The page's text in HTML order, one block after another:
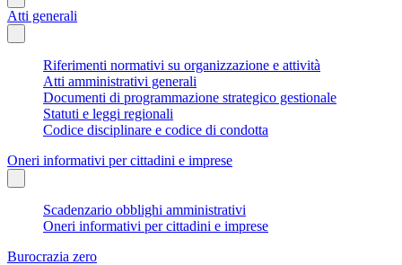
Atti generali
Riferimenti normativi su organizzazione e attività
Atti amministrativi generali
Documenti di programmazione strategico gestionale
Statuti e leggi regionali
Codice disciplinare e codice di condotta
Oneri informativi per cittadini e imprese
Scadenzario obblighi amministrativi
Oneri informativi per cittadini e imprese
Burocrazia zero